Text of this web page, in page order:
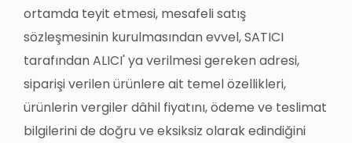
ortamda teyit etmesi, mesafeli satış
sözleşmesinin kurulmasından evvel, SATICI
tarafından ALICI' ya verilmesi gereken adresi,
siparişi verilen ürünlere ait temel özellikleri,
ürünlerin vergiler dâhil fiyatını, ödeme ve teslimat
bilgilerini de doğru ve eksiksiz olarak edindiğini